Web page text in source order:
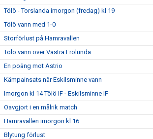
Tölö - Torslanda imorgon (fredag) kl 19
Tölö vann med 1-0
Storförlust på Hamravallen
Tölö vann över Västra Frölunda
En poäng mot Astrio
Kämpainsats när Eskilsminne vann
Imorgon kl 14 Tölö IF - Eskilsminne IF
Oavgjort i en målrik match
Hamravallen imorgon kl 16
Blytung förlust